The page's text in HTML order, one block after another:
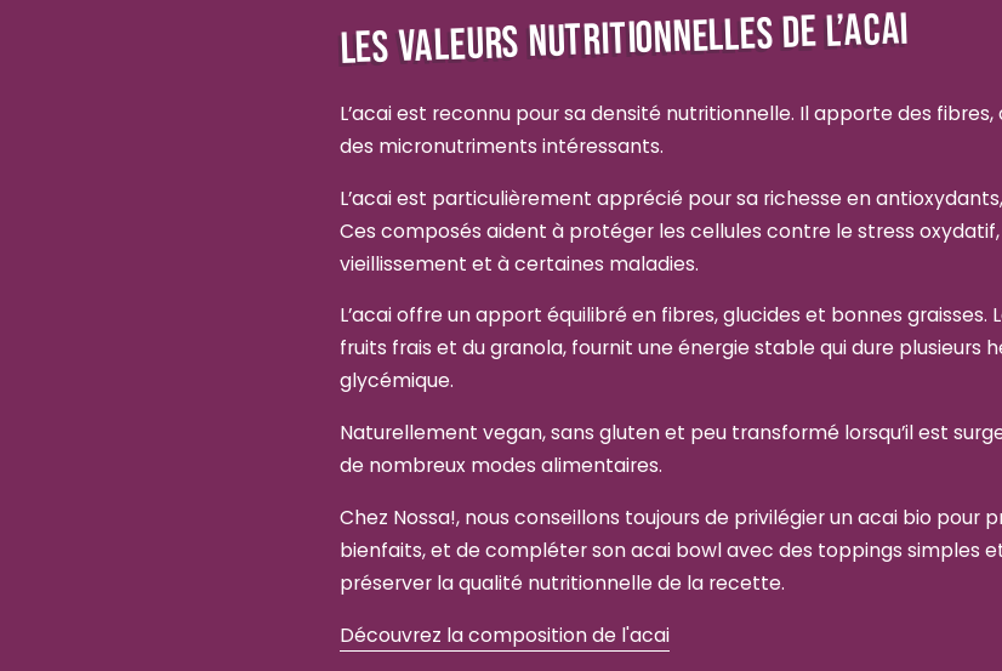
LES VALEURS NUTRITIONNELLES DE L’ACAI
L’acai est reconnu pour sa densité nutritionnelle. Il apporte des
des micronutriments intéressants.
L’acai est particulièrement apprécié pour sa richesse en
Ces composés aident à protéger les cellules contre le stress oxydatif,
vieillissement et à certaines maladies.
L’acai offre un apport équilibré en fibres, glucides et bonnes graisses.
fruits frais et du granola, fournit une énergie stable qui dure plusieurs
glycémique.
Naturellement vegan, sans gluten et peu transformé lorsqu’il est
de nombreux modes alimentaires.
Chez Nossa!, nous conseillons toujours de privilégier un acai bio pour
bienfaits, et de compléter son acai bowl avec des toppings simples
préserver la qualité nutritionnelle de la recette.
Découvrez la composition de l'acai